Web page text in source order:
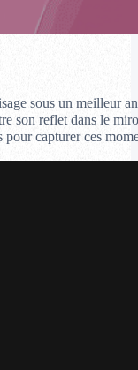
sous un meilleur
son reflet dans le
capturer ces